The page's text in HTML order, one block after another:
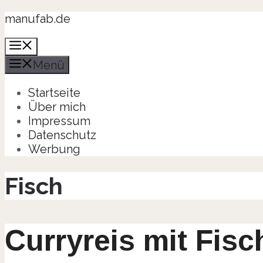
Zum
springen
manufab.de
Menü
Startseite
Über mich
Impressum
Datenschutz
Werbung
Fisch
Curryreis mit